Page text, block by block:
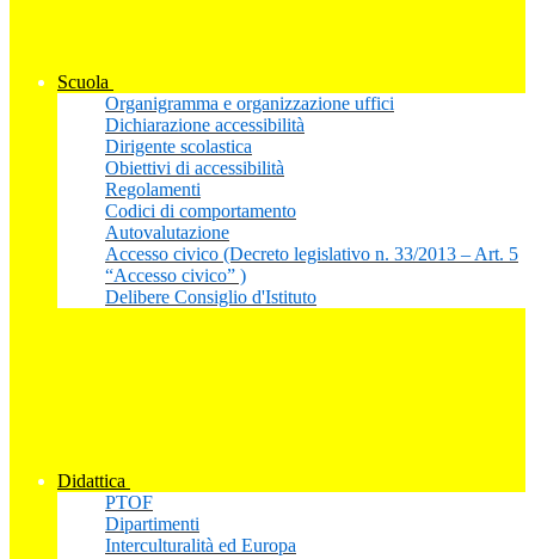
Scuola
Organigramma e organizzazione uffici
Dichiarazione accessibilità
Dirigente scolastica
Obiettivi di accessibilità
Regolamenti
Codici di comportamento
Autovalutazione
Accesso civico (Decreto legislativo n. 33/2013 – Art. 5
“Accesso civico” )
Delibere Consiglio d'Istituto
Didattica
PTOF
Dipartimenti
Interculturalità ed Europa